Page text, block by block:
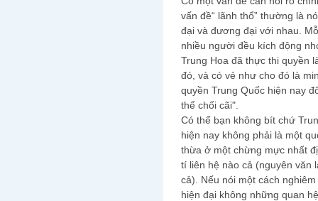
vấn đề“ lãnh thổ” thường là
đại và đương đại với nhau.
nhiều người đều kích động
Trung Hoa đã thực thi quyền
đó, và có vẻ như cho đó là
quyền Trung Quốc hiện nay
thể chối cãi".
Có thể bạn không bít chứ
hiện nay không phải là một
thừa ở một chừng mực nhất
tí liên hệ nào cả (nguyên văn
cả). Nếu nói một cách
hiện đại không những quan